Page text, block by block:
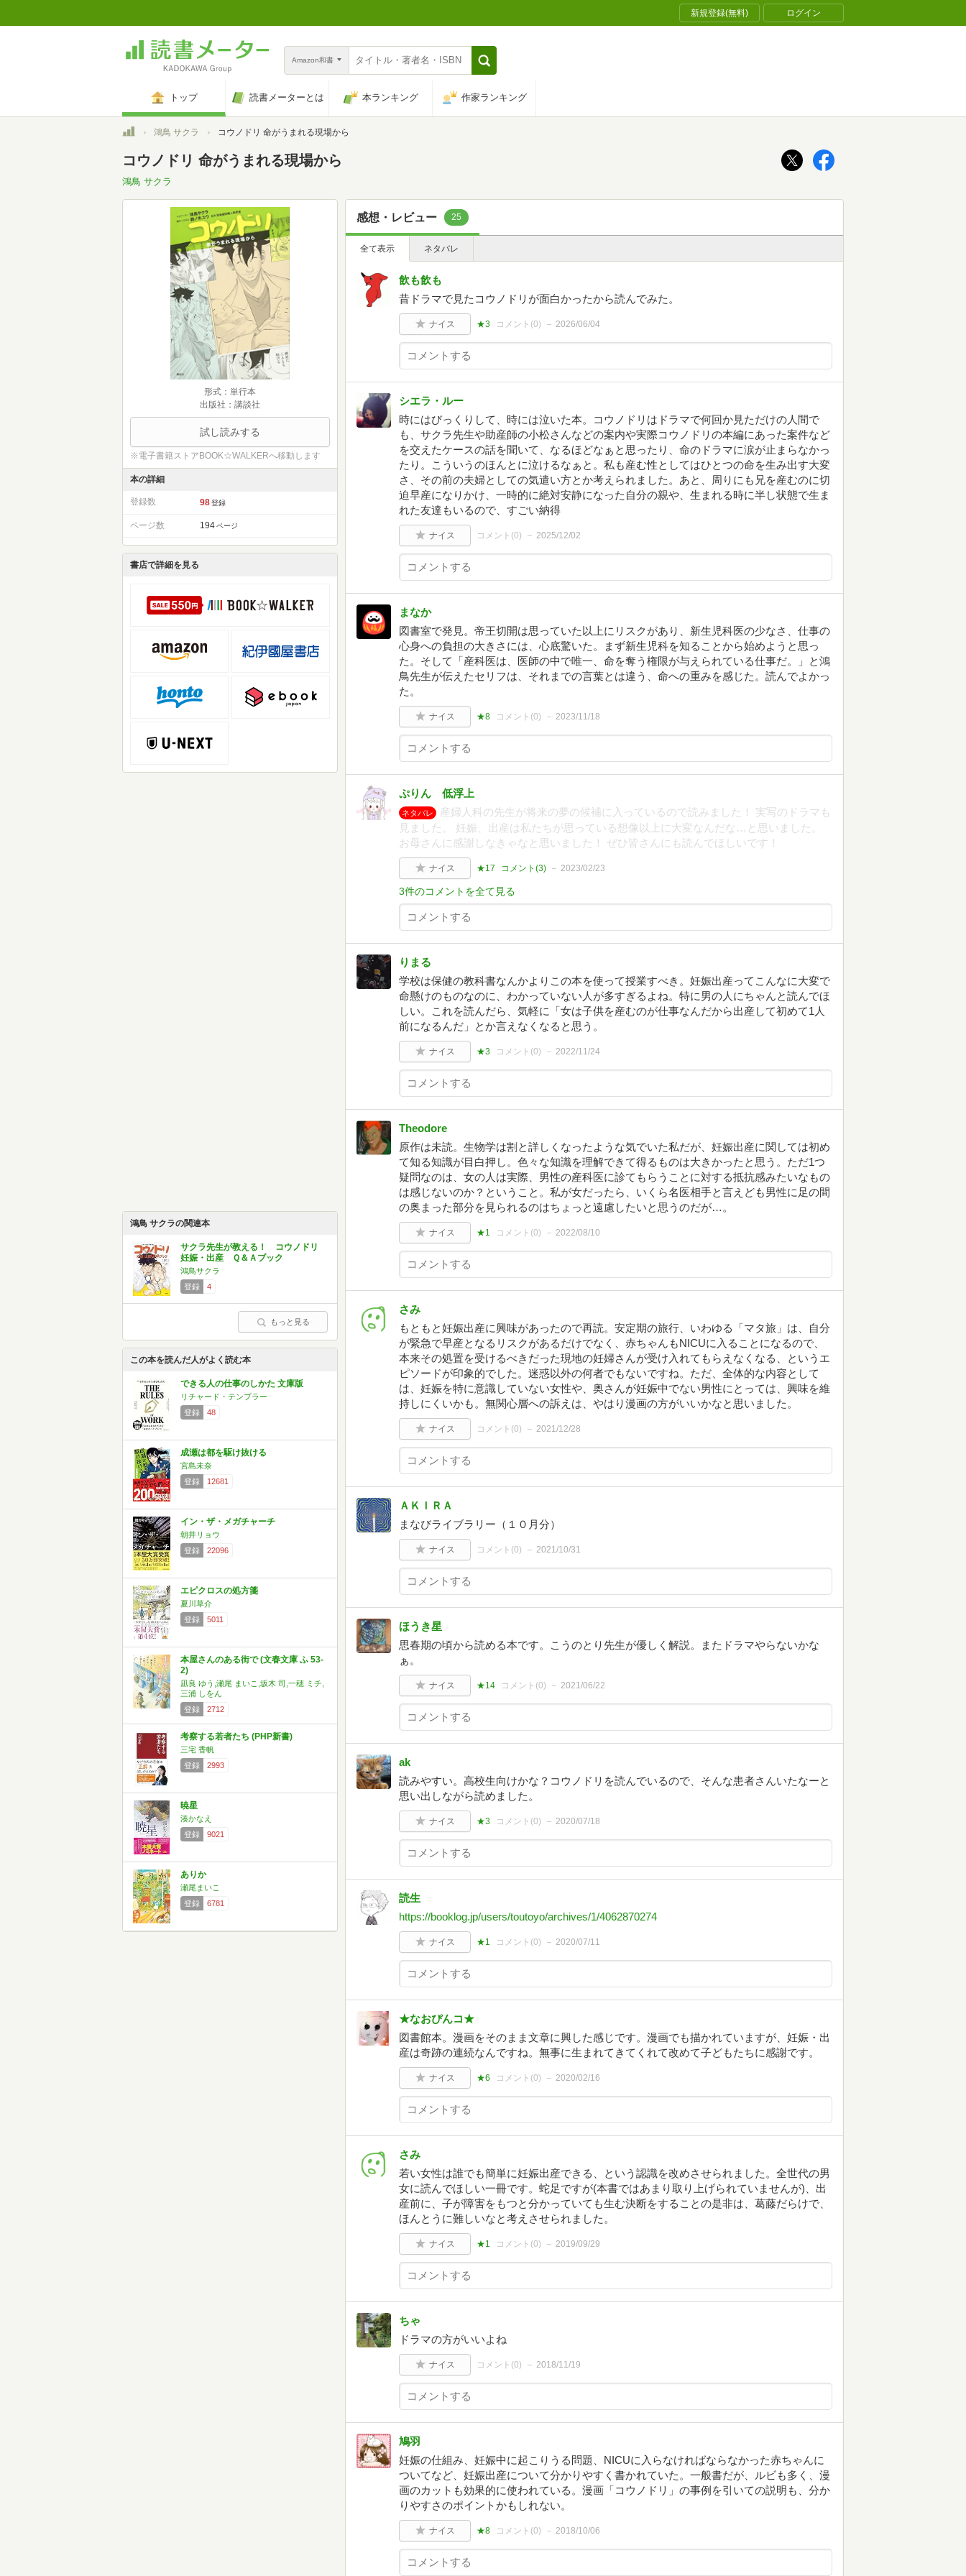
新規登録(無料) ログイン
Amazon和書
トップ 読書メーターとは 本ランキング 作家ランキング
トップ鴻鳥 サクラ コウノドリ 命がうまれる現場から
コウノドリ 命がうまれる現場から
鴻鳥 サクラ
形式：単行本
出版社：講談社
試し読みする
※電子書籍ストアBOOK☆WALKERへ移動します
本の詳細
登録数 98 登録
ページ数 194 ページ
書店で詳細を見る
鴻鳥 サクラの関連本
サクラ先生が教える！ コウノドリ
妊娠・出産 Ｑ＆Ａブック
鴻鳥サクラ
登録
4
もっと見る
この本を読んだ人がよく読む本
できる人の仕事のしかた 文庫版
リチャード・テンプラー
登録
48
成瀬は都を駆け抜ける
宮島未奈
登録
12681
イン・ザ・メガチャーチ
朝井リョウ
登録
22096
エピクロスの処方箋
夏川草介
登録
5011
本屋さんのある街で (文春文庫 ふ 53-
2)
凪良 ゆう,瀬尾 まいこ,坂木 司,一穂 ミチ,
三浦 しをん
登録
2712
考察する若者たち (PHP新書)
三宅 香帆
登録
2993
暁星
湊かなえ
登録
9021
ありか
瀬尾まいこ
登録
6781
感想・レビュー 25
全て表示 ネタバレ
飲も飲も
昔ドラマで見たコウノドリが面白かったから読んでみた。
ナイス ★3 コメント(0) 2026/06/04
シエラ・ルー
時にはびっくりして、時には泣いた本。コウノドリはドラマで何回か見ただけの人間で
も、サクラ先生や助産師の小松さんなどの案内や実際コウノドリの本編にあった案件など
を交えたケースの話を聞いて、なるほどなぁと思ったり、命のドラマに涙が止まらなかっ
たり。こういうのほんとに泣けるなぁと。私も産む性としてはひとつの命を生み出す大変
さ、その前の夫婦としての気遣い方とか考えられました。あと、周りにも兄を産むのに切
迫早産になりかけ、一時的に絶対安静になった自分の親や、生まれる時に半し状態で生ま
れた友達もいるので、すごい納得
ナイス コメント(0) 2025/12/02
まなか
図書室で発見。帝王切開は思っていた以上にリスクがあり、新生児科医の少なさ、仕事の
心身への負担の大きさには、心底驚いた。まず新生児科を知ることから始めようと思っ
た。そして「産科医は、医師の中で唯一、命を奪う権限が与えられている仕事だ。」と鴻
鳥先生が伝えたセリフは、それまでの言葉とは違う、命への重みを感じた。読んでよかっ
た。
ナイス ★8 コメント(0) 2023/11/18
ぷりん 低浮上
ネタバレ
産婦人科の先生が将来の夢の候補に入っているので読みました！ 実写のドラマも
見ました。 妊娠、出産は私たちが思っている想像以上に大変なんだな…と思いました。
お母さんに感謝しなきゃなと思いました！ ぜひ皆さんにも読んでほしいです！
ナイス ★17 コメント(3) 2023/02/23
3件のコメントを全て見る
りまる
学校は保健の教科書なんかよりこの本を使って授業すべき。妊娠出産ってこんなに大変で
命懸けのものなのに、わかっていない人が多すぎるよね。特に男の人にちゃんと読んでほ
しい。これを読んだら、気軽に「女は子供を産むのが仕事なんだから出産して初めて1人
前になるんだ」とか言えなくなると思う。
ナイス ★3 コメント(0) 2022/11/24
Theodore
原作は未読。生物学は割と詳しくなったような気でいた私だが、妊娠出産に関しては初め
て知る知識が目白押し。色々な知識を理解できて得るものは大きかったと思う。ただ1つ
疑問なのは、女の人は実際、男性の産科医に診てもらうことに対する抵抗感みたいなもの
は感じないのか？ということ。私が女だったら、いくら名医相手と言えども男性に足の間
の奥まった部分を見られるのはちょっと遠慮したいと思うのだが…。
ナイス ★1 コメント(0) 2022/08/10
さみ
もともと妊娠出産に興味があったので再読。安定期の旅行、いわゆる「マタ旅」は、自分
が緊急で早産となるリスクがあるだけでなく、赤ちゃんもNICUに入ることになるので、
本来その処置を受けるべきだった現地の妊婦さんが受け入れてもらえなくなる、というエ
ピソードが印象的でした。迷惑以外の何者でもないですね。ただ、全体的な内容として
は、妊娠を特に意識していない女性や、奥さんが妊娠中でない男性にとっては、興味を維
持しにくいかも。無関心層への訴えは、やはり漫画の方がいいかなと思いました。
ナイス コメント(0) 2021/12/28
ＡＫＩＲＡ
まなびライブラリー（１０月分）
ナイス コメント(0) 2021/10/31
ほうき星
思春期の頃から読める本です。こうのとり先生が優しく解説。またドラマやらないかな
ぁ。
ナイス ★14 コメント(0) 2021/06/22
ak
読みやすい。高校生向けかな？コウノドリを読んでいるので、そんな患者さんいたなーと
思い出しながら読めました。
ナイス ★3 コメント(0) 2020/07/18
読生
https://booklog.jp/users/toutoyo/archives/1/4062870274
ナイス ★1 コメント(0) 2020/07/11
★なおぴんコ★
図書館本。漫画をそのまま文章に興した感じです。漫画でも描かれていますが、妊娠・出
産は奇跡の連続なんですね。無事に生まれてきてくれて改めて子どもたちに感謝です。
ナイス ★6 コメント(0) 2020/02/16
さみ
若い女性は誰でも簡単に妊娠出産できる、という認識を改めさせられました。全世代の男
女に読んでほしい一冊です。蛇足ですが(本書ではあまり取り上げられていませんが)、出
産前に、子が障害をもつと分かっていても生む決断をすることの是非は、葛藤だらけで、
ほんとうに難しいなと考えさせられました。
ナイス ★1 コメント(0) 2019/09/29
ちゃ
ドラマの方がいいよね
ナイス コメント(0) 2018/11/19
鳩羽
妊娠の仕組み、妊娠中に起こりうる問題、NICUに入らなければならなかった赤ちゃんに
ついてなど、妊娠出産について分かりやすく書かれていた。一般書だが、ルビも多く、漫
画のカットも効果的に使われている。漫画「コウノドリ」の事例を引いての説明も、分か
りやすさのポイントかもしれない。
ナイス ★8 コメント(0) 2018/10/06